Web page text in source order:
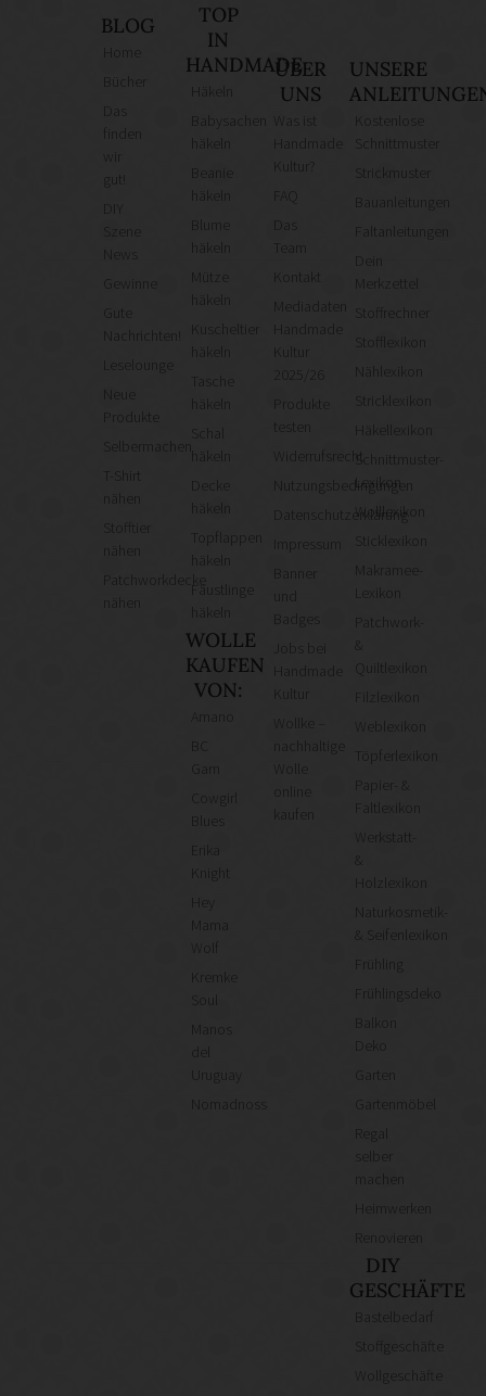
BLOG
finden
gut!
Gute
Nachrichten!
Leselounge
Neue
Produkte
Selbermachen
T-Shirt
Stofftier
Patchworkdecke
TOP
IN
HANDMADE
häkeln
häkeln
Mütze
häkeln
Kuscheltier
Tasche
häkeln
häkeln
Topflappen
häkeln
Fäustlinge
häkeln
WOLLE
KAUFEN
VON:
Cowgirl
Knight
Mama
Wolf
Kremke
Manos
Uruguay
Nomadnoss
ÜBER
UNS
Was ist
Kultur?
Das
Team
Kontakt
Mediadaten
Kultur
Produkte
testen
Widerrufsrecht
Nutzungsbedingungen
Datenschutzerklärung
Kultur
Wollke –
nachhaltige
kaufen
UNSERE
Kostenlose
Schnittmuster
Strickmuster
Bauanleitungen
Faltanleitungen
Merkzettel
Stoffrechner
Stofflexikon
Nählexikon
Stricklexikon
Häkellexikon
Schnittmuster-
Lexikon
Wolllexikon
Sticklexikon
Makramee-
Lexikon
Patchwork-
&
Quiltlexikon
Filzlexikon
Weblexikon
Töpferlexikon
Papier- &
Faltlexikon
Werkstatt-
&
Holzlexikon
Naturkosmetik-
& Seifenlexikon
Frühling
Frühlingsdeko
Deko
Garten
Gartenmöbel
Regal
Heimwerken
DIY
GESCHÄFTE
Bastelbedarf
Stoffgeschäfte
Wollgeschäfte